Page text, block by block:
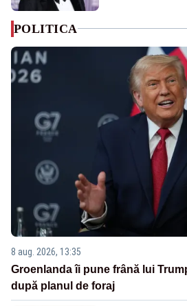
POLITICA
8 aug. 2026, 13:35
Groenlanda îi pune frână lui
după planul de foraj